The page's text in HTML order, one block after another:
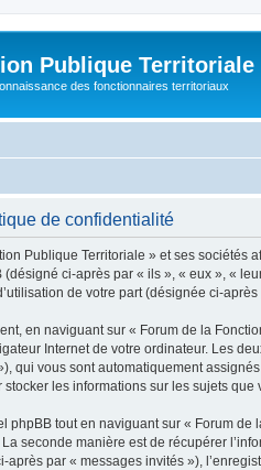
Publique Territoriale
des fonctionnaires territoriaux
de confidentialité
Publique Territoriale » et ses
ci-après par « ils », « eux », «
de votre part (désignée ci-après
en naviguant sur « Forum de la
Internet de votre ordinateur. Les
qui vous sont automatiquement
les informations sur les sujets
tout en naviguant sur « Forum
seconde manière est de récupérer
par « messages invités »),